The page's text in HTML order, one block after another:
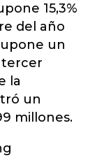
15,3%
del año
un
tercer
la
un
millones.